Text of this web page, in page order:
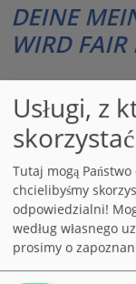
DEINE
WIRD
Bierz udział w
aktywnie
każdą ankietę
wypłacić,
cele
100% zgodne z
bezpłatne ●
Usługi, z
skorzystać
Tutaj mogą
chcielibyśmy
odpowiedzialni!
według własnego
prosimy o